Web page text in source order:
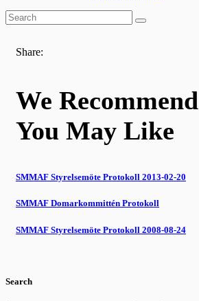
Share:
We Recommend
You May Like
SMMAF Styrelsemöte Protokoll 2013-02-20
SMMAF Domarkommittén Protokoll
SMMAF Styrelsemöte Protokoll 2008-08-24
Search